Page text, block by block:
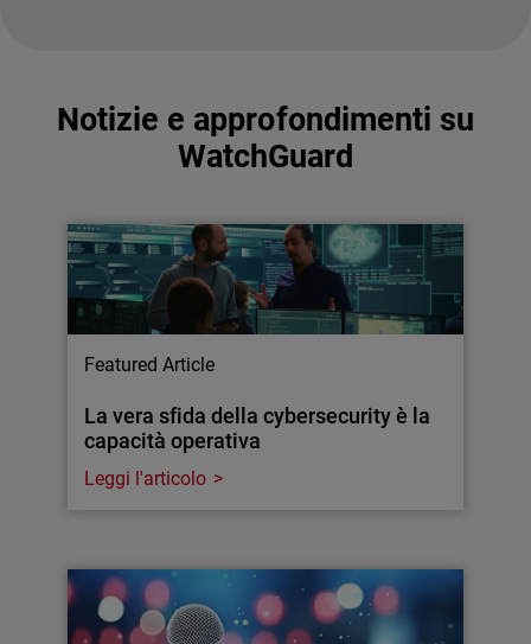
Notizie e approfondimenti su
WatchGuard
Featured Article
La vera sfida della cybersecurity è la
capacità operativa
Leggi l'articolo